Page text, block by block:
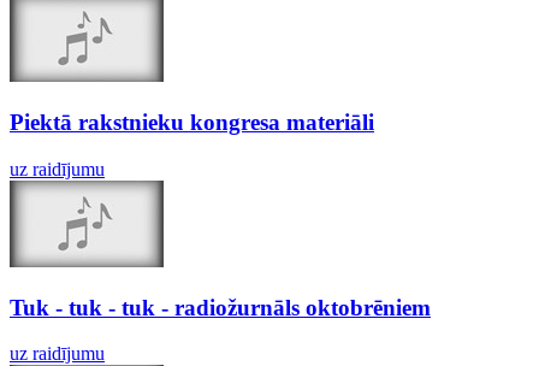
Piektā rakstnieku kongresa materiāli
uz raidījumu
Tuk - tuk - tuk - radiožurnāls oktobrēniem
uz raidījumu